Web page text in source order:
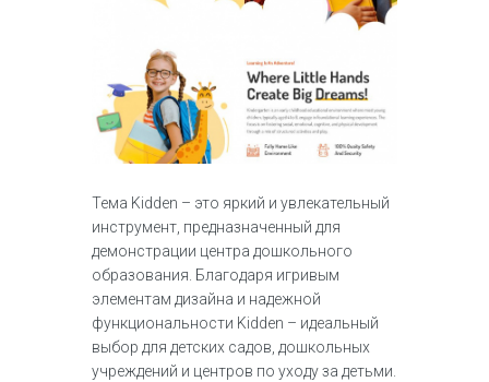
Тема Kidden – это яркий и увлекательный
инструмент, предназначенный для
демонстрации центра дошкольного
образования. Благодаря игривым
элементам дизайна и надежной
функциональности Kidden – идеальный
выбор для детских садов, дошкольных
учреждений и центров по уходу за детьми.